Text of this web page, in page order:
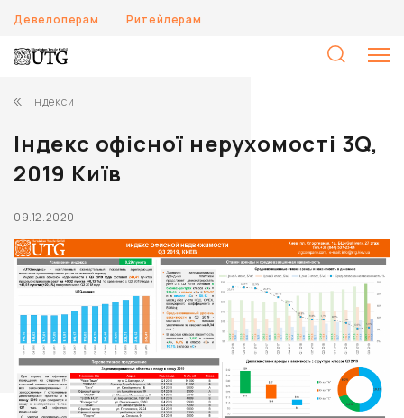
Девелоперам Ритейлерам
Індекси
Індекс офісної нерухомості 3Q,
2019 Київ
09.12.2020